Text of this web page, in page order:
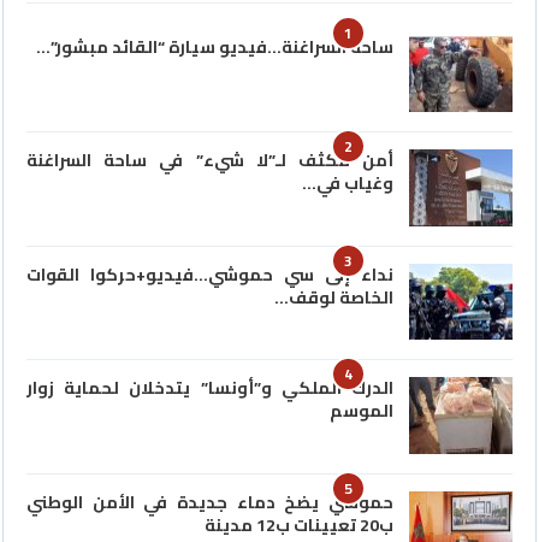
1
ساحة السراغنة…فيديو سيارة “القائد مبشور”…
2
أمن مكثف لـ”لا شيء” في ساحة السراغنة
وغياب في…
3
نداء إلى سي حموشي…فيديو+حركوا القوات
الخاصة لوقف…
4
الدرك الملكي و”أونسا” يتدخلان لحماية زوار
الموسم
5
حموشي يضخ دماء جديدة في الأمن الوطني
ب20 تعيينات ب12 مدينة